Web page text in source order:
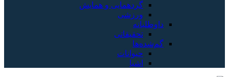
گردهمایی و همایش
ورزشی
داوطلبانه
تحقیقاتی
گم‌شده‌ها
حیوانات